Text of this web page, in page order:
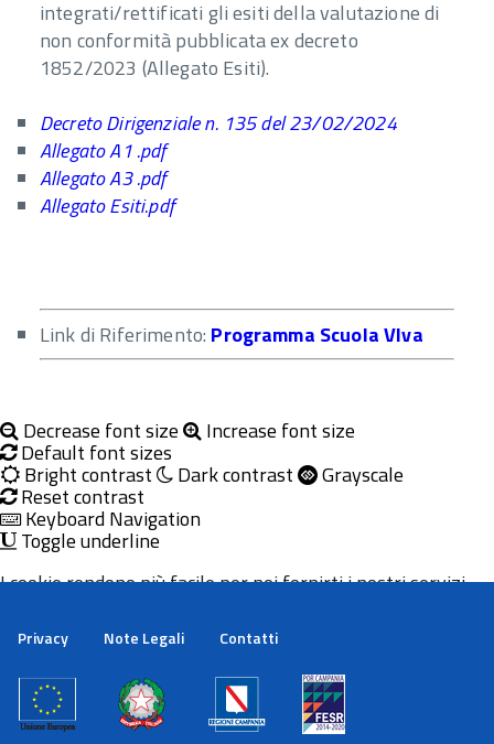
integrati/rettificati gli esiti della valutazione di
non conformità pubblicata ex decreto
1852/2023 (Allegato Esiti).
Decreto Dirigenziale n. 135 del 23/02/2024
Allegato A1 .pdf
Allegato A3 .pdf
Allegato Esiti.pdf
Link di Riferimento: Programma Scuola VIva
Decrease font size Increase font size
Default font sizes
Bright contrast Dark contrast Grayscale
Reset contrast
Keyboard Navigation
Toggle underline
Privacy Note Legali Contatti
I cookie rendono più facile per noi fornirti i nostri servizi.
cookie.
Maggiori informazioni